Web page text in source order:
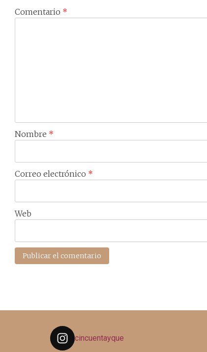
Comentario *
Nombre *
Correo electrónico *
Web
cincuentayque